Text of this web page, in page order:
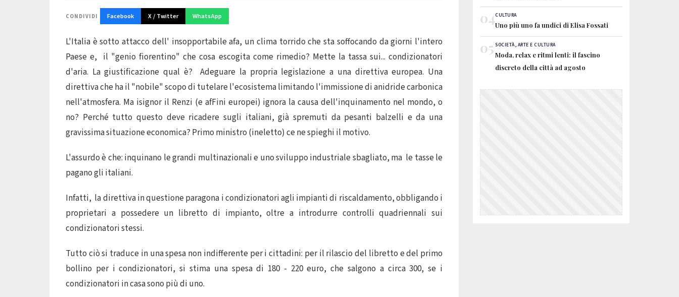
CONDIVIDI Facebook X / Twitter WhatsApp
L'Italia è sotto attacco dell' insopportabile afa, un clima torrido che sta soffocando da giorni l'intero
Paese e, il "genio fiorentino" che cosa escogita come rimedio? Mette la tassa sui... condizionatori
d'aria. La giustificazione qual è? Adeguare la propria legislazione a una direttiva europea. Una
direttiva che ha il "nobile" scopo di tutelare l'ecosistema limitando l'immissione di anidride carbonica
nell'atmosfera. Ma isignor il Renzi (e afFini europei) ignora la causa dell'inquinamento nel mondo, o
no? Perché tutto questo deve ricadere sugli italiani, già spremuti da pesanti balzelli e da una
gravissima situazione economica? Primo ministro (ineletto) ce ne spieghi il motivo.
L'assurdo è che: inquinano le grandi multinazionali e uno sviluppo industriale sbagliato, ma le tasse le
pagano gli italiani.
Infatti, la direttiva in questione paragona i condizionatori agli impianti di riscaldamento, obbligando i
proprietari a possedere un libretto di impianto, oltre a introdurre controlli quadriennali sui
condizionatori stessi.
Tutto ciò si traduce in una spesa non indifferente per i cittadini: per il rilascio del libretto e del primo
bollino per i condizionatori, si stima una spesa di 180 - 220 euro, che salgono a circa 300, se i
condizionatori in casa sono più di uno.
04CULTURA
Uno più uno fa undici di Elisa Fossati
05 SOCIETÀ, ARTE E CULTURA
Moda, relax e ritmi lenti: il fascino
discreto della città ad agosto